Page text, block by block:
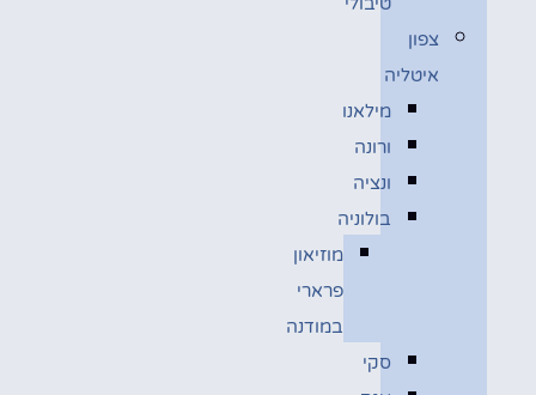
צפון
איטליה
מילאנו
ורונה
ונציה
בולוניה
מוזיאון
פרארי
במודנה
סקי